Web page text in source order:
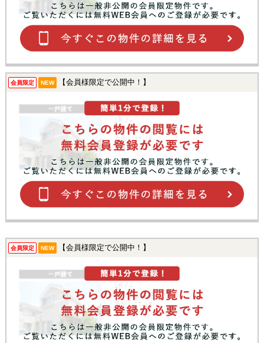
会員限定 NEW 【会員様限定で公開中！】
会員限定 NEW 【会員様限定で公開中！】